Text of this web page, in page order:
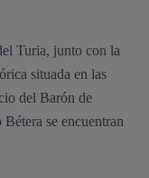
Turia, junto con la
situada en las
del Barón de
se encuentran